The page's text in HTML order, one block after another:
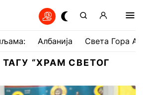
Албанија Света Гора
“ХРАМ СВЕТОГ